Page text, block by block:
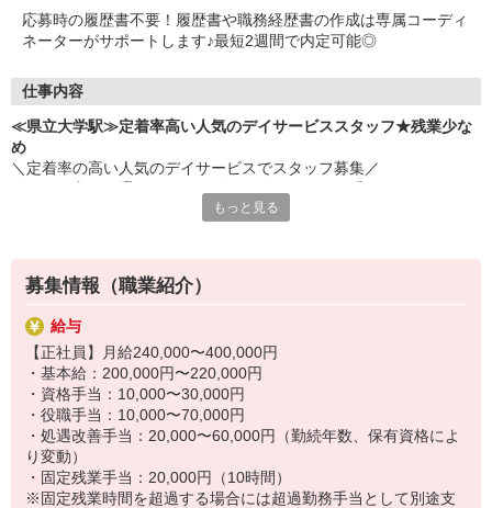
・初任者研修
・実務者研修
・介護福祉士 など
応募時の履歴書不要！履歴書や職務経歴書の作成は専属コーディ
ネーターがサポートします♪最短2週間で内定可能◎
仕事内容
≪県立大学駅≫定着率高い人気のデイサービススタッフ★残業少な
め
＼定着率の高い人気のデイサービスでスタッフ募集／
・施設内の清掃
・レクリエーションの催し
・利用者さんに合わせた介助
・送迎業務（希望者のみ） など
≪長く働けるポイント≫
・完全週休2日制+柔軟なシフトで、予定を優先しながら無理なく続
けられる◎
・日勤のみで残業も少ないため、プライベートの時間もしっかり確
保！
・専門知識ゼロでOK！コツを覚えながら一緒に少しずつ♪
もっと見る
募集情報（職業紹介）
給与
【正社員】月給240,000〜400,000円
・基本給：200,000円〜220,000円
・資格手当：10,000〜30,000円
・役職手当：10,000〜70,000円
・処遇改善手当：20,000〜60,000円（勤続年数、保有資格によ
り変動）
・固定残業手当：20,000円（10時間）
※固定残業時間を超過する場合には超過勤務手当として別途支